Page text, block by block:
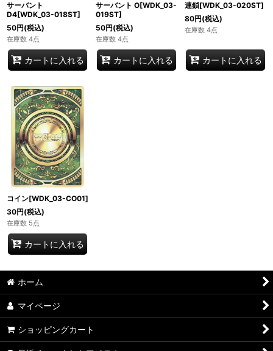
サーバント
D4[WDK_03-018ST]
50円(税込)
在庫数 4点
カートに入れる
サーバント O[WDK_03-
019ST]
50円(税込)
在庫数 4点
カートに入れる
連鎖[WDK_03-020ST]
80円(税込)
在庫数 4点
カートに入れる
コイン[WDK_03-CO01]
30円(税込)
在庫数 5点
カートに入れる
ホーム
マイページ
ショッピングカート